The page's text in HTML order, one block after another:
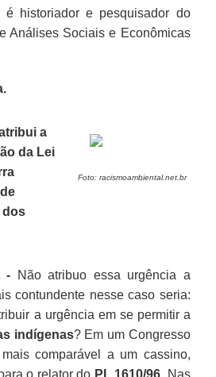
é historiador e pesquisador do
Análises Sociais e Econômicas
Foto: racismoambiental.net.br
a
da Lei
dos
- Não atribuo essa urgência a
contundente nesse caso seria:
a urgência em se permitir a
indígenas? Em um Congresso
comparável a um cassino,
o relator do PL 1610/96. Nas